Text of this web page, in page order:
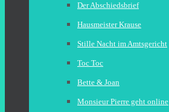
Der Abschiedsbrief
Hausmeister Krause
Stille Nacht im Amtsgericht
Toc Toc
Bette & Joan
Monsieur Pierre geht online